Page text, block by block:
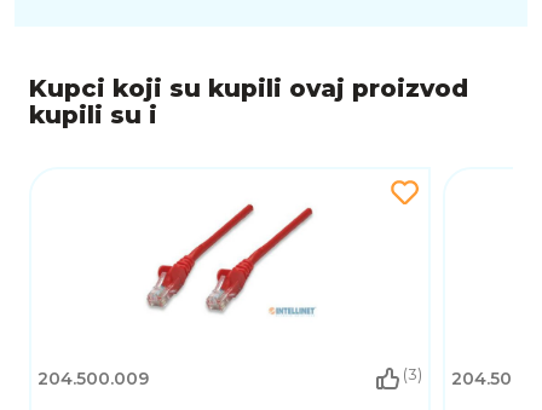
Kupci koji su kupili ovaj proizvod
kupili su i
204.500.009 (3)